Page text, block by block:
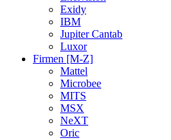
Exidy
IBM
Jupiter Cantab
Luxor
Firmen [M-Z]
Mattel
Microbee
MITS
MSX
NeXT
Oric